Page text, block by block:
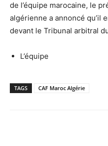
de l’équipe marocaine, le
algérienne a annoncé qu’il
devant le Tribunal arbitral
L’équipe
TAGS CAF Maroc Algérie